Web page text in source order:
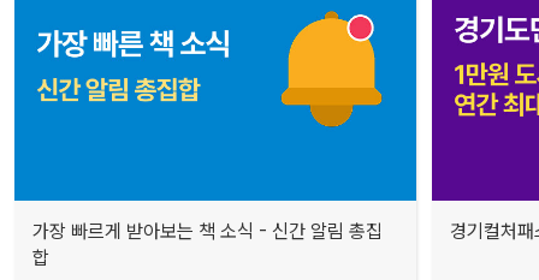
가장 빠르게 받아보는 책 소식 - 신간 알림 총집
합
경기컬처